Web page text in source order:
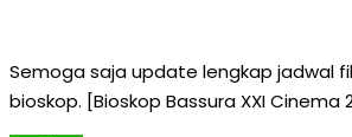
Semoga saja update lengkap jadwal
bioskop. [Bioskop Bassura XXI Cinema